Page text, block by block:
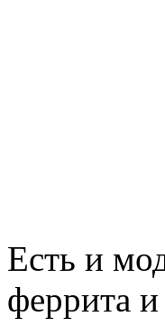
Есть и
феррита и